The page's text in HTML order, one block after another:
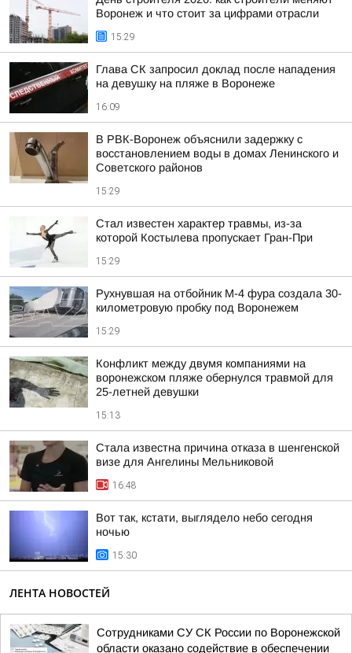
Воронеж и что стоит за цифрами отрасли
15:29
Глава СК запросил доклад после нападения
на девушку на пляже в Воронеже
16:09
В РВК-Воронеж объяснили задержку с
восстановлением воды в домах Ленинского и
Советского районов
15:29
Стал известен характер травмы, из-за
которой Костылева пропускает Гран-При
15:29
Рухнувшая на отбойник М-4 фура создала 30-
километровую пробку под Воронежем
15:29
Конфликт между двумя компаниями на
воронежском пляже обернулся травмой для
25-летней девушки
15:13
Стала известна причина отказа в шенгенской
визе для Ангелины Мельниковой
16:48
Вот так, кстати, выглядело небо сегодня
ночью
15:30
ЛЕНТА НОВОСТЕЙ
Сотрудниками СУ СК России по Воронежской
области оказано содействие в обеспечении